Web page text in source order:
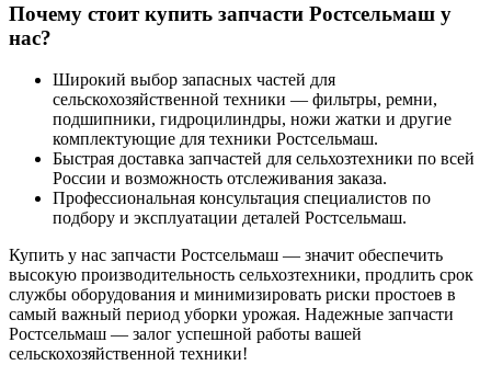
Почему стоит купить запчасти Ростсельмаш у
нас?
Широкий выбор запасных частей для
сельскохозяйственной техники — фильтры, ремни,
подшипники, гидроцилиндры, ножи жатки и другие
комплектующие для техники Ростсельмаш.
Быстрая доставка запчастей для сельхозтехники по всей
России и возможность отслеживания заказа.
Профессиональная консультация специалистов по
подбору и эксплуатации деталей Ростсельмаш.
Купить у нас запчасти Ростсельмаш — значит обеспечить
высокую производительность сельхозтехники, продлить срок
службы оборудования и минимизировать риски простоев в
самый важный период уборки урожая. Надежные запчасти
Ростсельмаш — залог успешной работы вашей
сельскохозяйственной техники!